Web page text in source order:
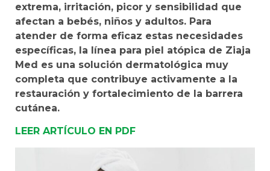
extrema, irritación, picor y sensibilidad que
afectan a bebés, niños y adultos. Para
atender de forma eficaz estas necesidades
específicas, la línea para piel atópica de Ziaja
Med es una solución dermatológica muy
completa que contribuye activamente a la
restauración y fortalecimiento de la barrera
cutánea.
LEER ARTÍCULO EN PDF